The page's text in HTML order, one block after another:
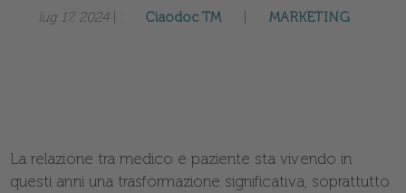
lug 17, 2024| : Ciaodoc TM MARKETING
La relazione tra medico e paziente sta vivendo in
questi anni una trasformazione significativa, soprattutto